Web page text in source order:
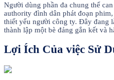
Người dùng phần đa chung thể
authority đình dân phát đoạn
thiết yếu người công ty. Đây đang
thành lập một bè đảng gắn kết và
Lợi Ích Của việc Sử